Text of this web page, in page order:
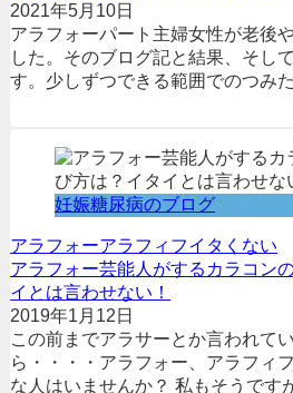
2021年5月10日
アラフォーパート主婦女性が老後
した。そのブログ記と結果、そし
す。少しずつできる範囲でのつみ
妊娠糖尿病のブログ
アラフォーアラフィフイタくない
アラフォー芸能人がするカラコン
イとは言わせない！
2019年1月12日
この前までアラサーとか言われて
ら・・・・アラフォー、アラフィ
な人はいませんか？ 私もそうです